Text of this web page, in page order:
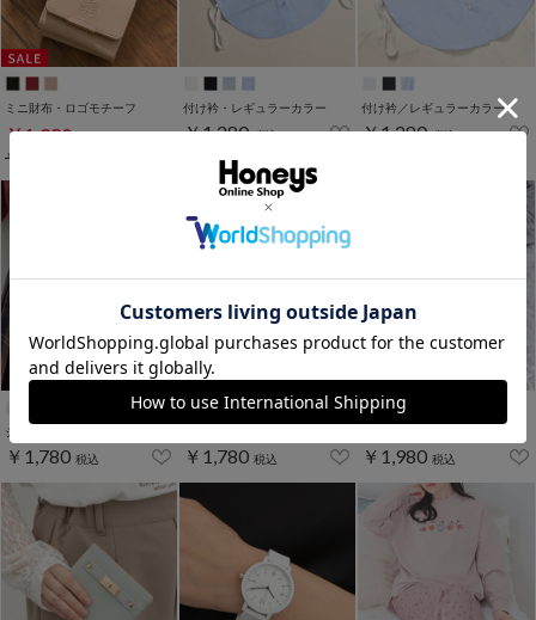
ミニ財布・ロゴモチーフ
￥1,280
￥1,780
付け衿・レギュラーカラー
￥1,280 税込
付け衿／レギュラーカラー
￥1,280 税込
ジップウォレット
￥1,780 税込 ￥1,780 税込
WEB限定ｻｲｽﾞ[S,LL]
￥1,980 税込